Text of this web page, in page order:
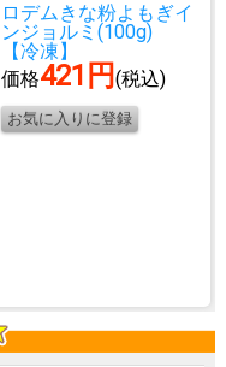
ロデムきな粉よもぎイ
ンジョルミ(100g)
【冷凍】
価格421円 (税込)